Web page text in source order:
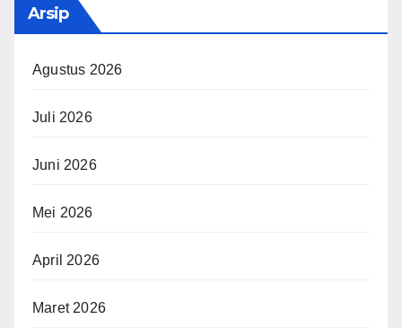
Arsip
Agustus 2026
Juli 2026
Juni 2026
Mei 2026
April 2026
Maret 2026